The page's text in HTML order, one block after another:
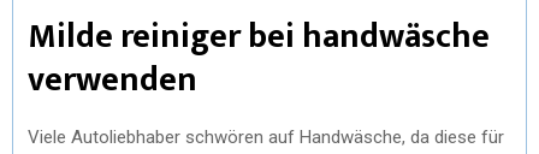
Milde reiniger bei handwäsche
verwenden
Viele Autoliebhaber schwören auf Handwäsche, da diese für